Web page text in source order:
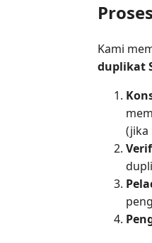
Kami
duplikat
(jika